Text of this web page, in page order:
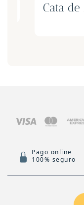
Cata de
Pago online
100% seguro